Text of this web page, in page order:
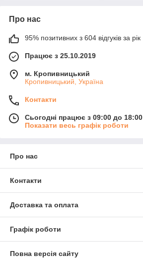
Про нас
95% позитивних з 604 відгуків за рік
Працює з 25.10.2019
м. Кропивницький
Кропивницький, Україна
Контакти
Сьогодні працює з 09:00 до 18:00
Показати весь графік роботи
Про нас
Контакти
Доставка та оплата
Графік роботи
Повна версія сайту